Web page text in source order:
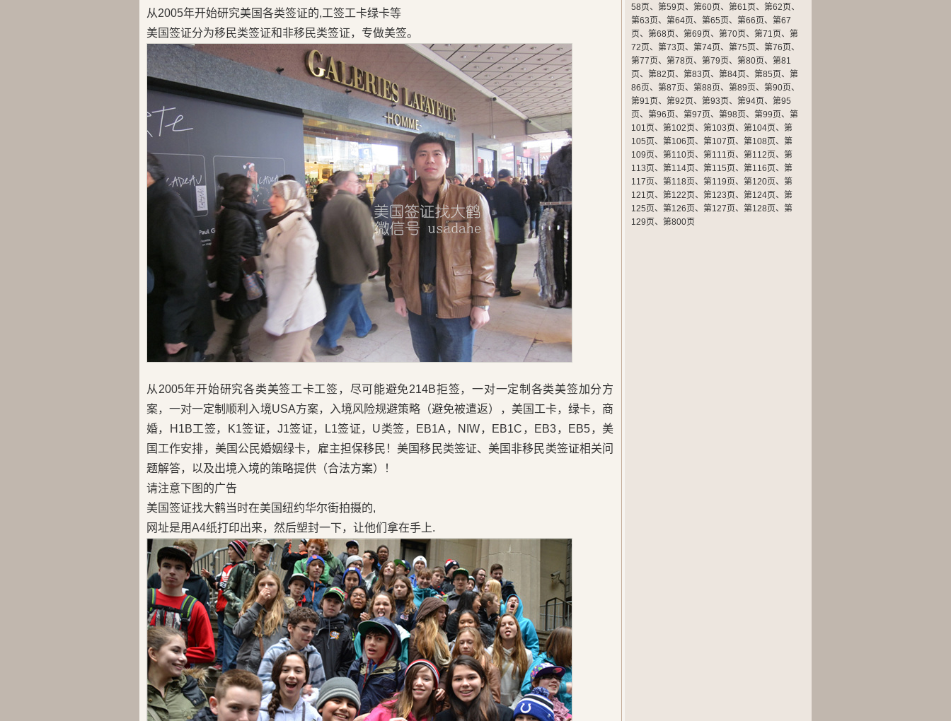
从2005年开始研究美国各类签证的,工签工卡绿卡等
美国签证分为移民类签证和非移民类签证，专做美签。
从2005年开始研究各类美签工卡工签，尽可能避免214B拒签，一对一定制各类美签加分方
案，一对一定制顺利入境USA方案，入境风险规避策略（避免被遣返），美国工卡，绿卡，商
婚，H1B工签，K1签证，J1签证，L1签证，U类签，EB1A，NIW，EB1C，EB3，EB5，美
国工作安排，美国公民婚姻绿卡，雇主担保移民！美国移民类签证、美国非移民类签证相关问
题解答，以及出境入境的策略提供（合法方案）！
请注意下图的广告
美国签证找大鹤当时在美国纽约华尔街拍摄的,
网址是用A4纸打印出来，然后塑封一下，让他们拿在手上.
58页、 第59页、 第60页、 第61页、 第62页、
第63页、 第64页、 第65页、 第66页、 第67
页、 第68页、 第69页、 第70页、 第71页、 第
72页、 第73页、 第74页、 第75页、 第76页、
第77页、 第78页、 第79页、 第80页、 第81
页、 第82页、 第83页、 第84页、 第85页、 第
86页、 第87页、 第88页、 第89页、 第90页、
第91页、 第92页、 第93页、 第94页、 第95
页、 第96页、 第97页、 第98页、 第99页、 第
101页、 第102页、 第103页、 第104页、 第
105页、 第106页、 第107页、 第108页、 第
109页、 第110页、 第111页、 第112页、 第
113页、 第114页、 第115页、 第116页、 第
117页、 第118页、 第119页、 第120页、 第
121页、 第122页、 第123页、 第124页、 第
125页、 第126页、 第127页、 第128页、 第
129页、 第800页